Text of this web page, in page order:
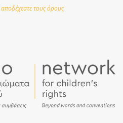
αποδέχεστε τους όρους